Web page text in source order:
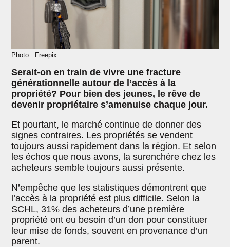
Photo : Freepix
Serait-on en train de vivre une fracture
générationnelle autour de l’accès à la
propriété? Pour bien des jeunes, le rêve de
devenir propriétaire s’amenuise chaque jour.
Et pourtant, le marché continue de donner des
signes contraires. Les propriétés se vendent
toujours aussi rapidement dans la région. Et selon
les échos que nous avons, la surenchère chez les
acheteurs semble toujours aussi présente.
N’empêche que les statistiques démontrent que
l’accès à la propriété est plus difficile. Selon la
SCHL, 31% des acheteurs d’une première
propriété ont eu besoin d’un don pour constituer
leur mise de fonds, souvent en provenance d’un
parent.